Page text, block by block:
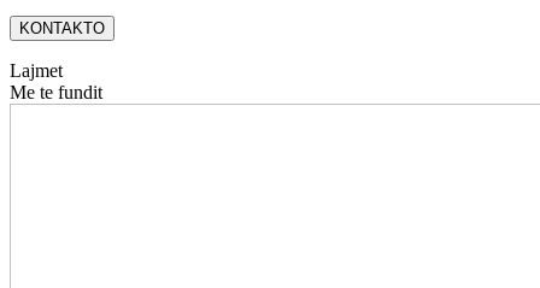
KONTAKTO
Lajmet
Me te fundit